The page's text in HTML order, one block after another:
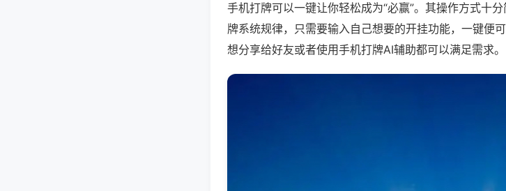
手机打牌可以一键让你轻松成为“必赢”。其操作方式十
牌系统规律，只需要输入自己想要的开挂功能，一键便
想分享给好友或者使用手机打牌AI辅助都可以满足需求。